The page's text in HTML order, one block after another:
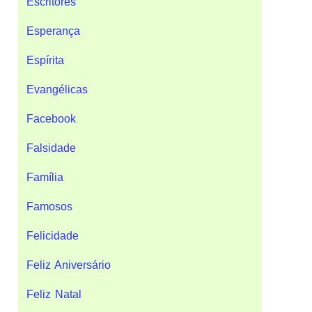
Esperança
Espírita
Evangélicas
Facebook
Falsidade
Família
Famosos
Felicidade
Feliz Aniversário
Feliz Natal